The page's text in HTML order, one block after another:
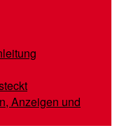
Anzeigen und